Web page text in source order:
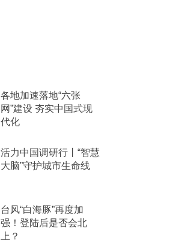
各地加速落地“六张
网”建设 夯实中国式现
代化
活力中国调研行丨“智慧
大脑”守护城市生命线
台风“白海豚”再度加
强！登陆后是否会北
上？